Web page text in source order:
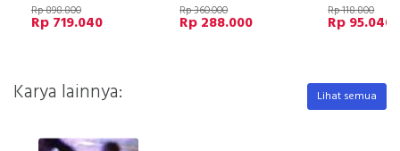
Rp 898.800
Rp 719.040
Rp 360.000
Rp 288.000
Rp 118.800
Rp 95.040
Karya lainnya: Lihat semua